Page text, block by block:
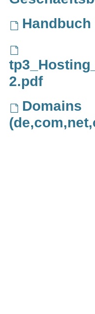
Handbuch
2.pdf
Domains